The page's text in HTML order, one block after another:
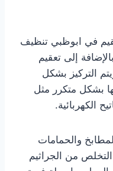
في ابوظبي تنظيف
إلى تعقيم
التركيز بشكل
بشكل متكرر مثل
الكهربائية.
والحمامات
من الجراثيم